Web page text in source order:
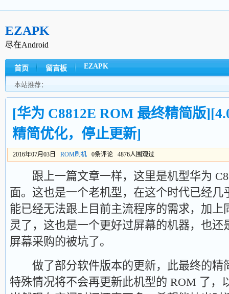
EZAPK
尽在Android
首页 留言板 EZAPK
本站推荐：
[华为 C8812E ROM 最终精简版
精简优化，停止更新]
2016年07月03日 ROM刷机 0条评论 4876人围观过
跟上一篇文章一样，这里是机型华为
面。这也是一个老机型，在这个时代已经几
能已经无法跟上目前主流程序的需求，加上
灵了，这也是一个更好过屏幕的机器，也还
屏幕采购的被坑了。
做了部分软件版本的更新，此最终的精
特殊情况将不会再更新此机型的 ROM 了，